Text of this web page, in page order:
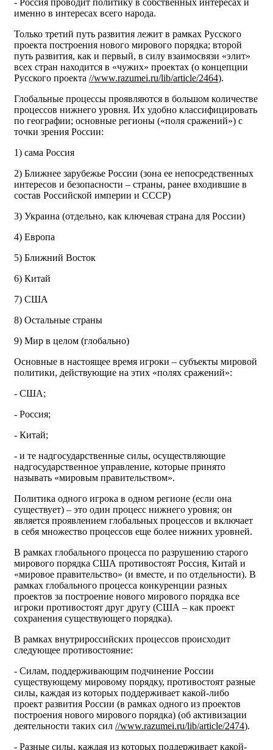
- Россия проводит политику в собственных интересах и
именно в интересах всего народа.
Только третий путь развития лежит в рамках Русского
проекта построения нового мирового порядка; второй
путь развития, как и первый, в силу взаимосвязи «элит»
всех стран находится в «чужих» проектах (о концепции
Русского проекта //www.razumei.ru/lib/article/2464).
Глобальные процессы проявляются в большом количестве
процессов нижнего уровня. Их удобно классифицировать
по географии; основные регионы («поля сражений») с
точки зрения России:
1) сама Россия
2) Ближнее зарубежье России (зона ее непосредственных
интересов и безопасности – страны, ранее входившие в
состав Российской империи и СССР)
3) Украина (отдельно, как ключевая страна для России)
4) Европа
5) Ближний Восток
6) Китай
7) США
8) Остальные страны
9) Мир в целом (глобально)
Основные в настоящее время игроки – субъекты мировой
политики, действующие на этих «полях сражений»:
- США;
- Россия;
- Китай;
- и те надгосударственные силы, осуществляющие
надгосударственное управление, которые принято
называть «мировым правительством».
Политика одного игрока в одном регионе (если она
существует) – это один процесс нижнего уровня; он
является проявлением глобальных процессов и включает
в себя множество процессов еще более нижних уровней.
В рамках глобального процесса по разрушению старого
мирового порядка США противостоят Россия, Китай и
«мировое правительство» (и вместе, и по отдельности). В
рамках глобального процесса конкуренции разных
проектов за построение нового мирового порядка все
игроки противостоят друг другу (США – как проект
сохранения существующего порядка).
В рамках внутрироссийских процессов происходит
следующее противостояние:
- Силам, поддерживающим подчинение России
существующему мировому порядку, противостоят разные
силы, каждая из которых поддерживает какой-либо
проект развития России (в рамках одного из проектов
построения нового мирового порядка) (об активизации
деятельности таких сил //www.razumei.ru/lib/article/2474).
- Разные силы, каждая из которых поддерживает какой-